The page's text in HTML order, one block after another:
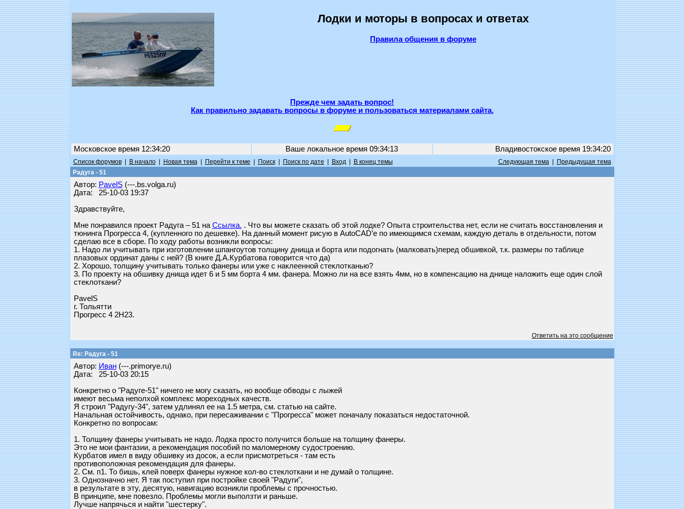
Лодки и моторы в вопросах и ответах
Правила общения в форуме
Прежде чем задать вопрос!
Как правильно задавать вопросы в форуме и пользоваться материалами сайта.
Московское время 12:34:20 Ваше локальное время 09:34:13 Владивостокское время 19:34:20
Список форумов| В начало| Новая тема| Перейти к теме Поиск| Поиск по дате Вход| В конец темы Следующая тема|
Предыдущая тема
Радуга - 51
Автор: PavelS(---.bs.volga.ru)
Дата: 25-10-03 19:37
Здравствуйте,
Мне понравился проект Радуга – 51 на Ссылка. . Что вы можете сказать об этой лодке? Опыта строительства нет, если не считать восстановления и
тюнинга Прогресса 4, (купленного по дешевке). На данный момент рисую в AutoCAD’е по имеющимся схемам, каждую деталь в отдельности, потом
сделаю все в сборе. По ходу работы возникли вопросы:
1. Надо ли учитывать при изготовлении шпангоутов толщину днища и борта или подогнать (малковать)перед обшивкой, т.к. размеры по таблице
плазовых ординат даны с ней? (В книге Д.А.Курбатова говорится что да)
2. Хорошо, толщину учитывать только фанеры или уже с наклеенной стеклотканью?
3. По проекту на обшивку днища идет 6 и 5 мм борта 4 мм. фанера. Можно ли на все взять 4мм, но в компенсацию на днище наложить еще один слой
стеклоткани?
PavelS
г. Тольятти
Прогресс 4 2Н23.
Ответить на это сообщение
Re: Радуга - 51
Автор: Иван(---.primorye.ru)
Дата: 25-10-03 20:15
Конкретно о "Радуге-51" ничего не могу сказать, но вообще обводы с лыжей
имеют весьма неполхой комплекс мореходных качеств.
Я строил "Радугу-34", затем удлинял ее на 1.5 метра, см. статью на сайте.
Начальная остойчивость, однако, при пересаживании с "Прогресса" может поначалу показаться недостаточной.
Конкретно по вопросам:
1. Толщину фанеры учитывать не надо. Лодка просто получится больше на толщину фанеры.
Это не мои фантазии, а рекомендация пособий по маломерному судостроению.
Курбатов имел в виду обшивку из досок, а если присмотреться - там есть
противоположная рекомендация для фанеры.
2. См. п1. То бишь, клей поверх фанеры нужное кол-во стеклоткани и не думай о толщине.
3. Однозначно нет. Я так поступил при постройке своей "Радуги",
в результате в эту, десятую, навигацию возникли проблемы с прочностью.
В принципе, мне повезло. Проблемы могли выползти и раньше.
Лучше напрячься и найти "шестерку".